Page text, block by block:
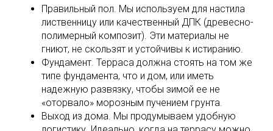
Правильный пол. Мы используем для настила
лиственницу или качественный ДПК (древесно-
полимерный композит). Эти материалы не
гниют, не скользят и устойчивы к истиранию.
Фундамент. Терраса должна стоять на том же
типе фундамента, что и дом, или иметь
надежную развязку, чтобы зимой ее не
«оторвало» морозным пучением грунта.
Выход из дома. Мы продумываем удобную